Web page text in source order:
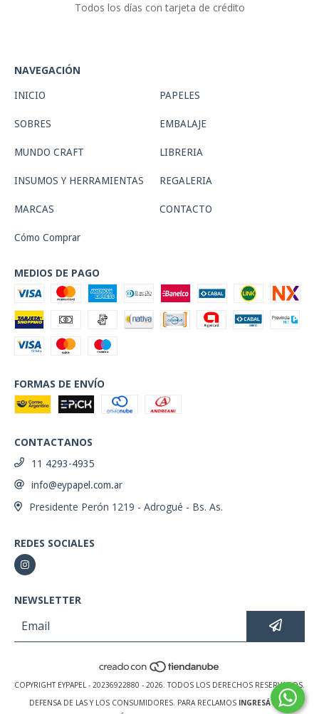
Todos los días con tarjeta de crédito
NAVEGACIÓN
INICIO PAPELES
SOBRES EMBALAJE
MUNDO CRAFT LIBRERIA
INSUMOS Y HERRAMIENTAS REGALERIA
MARCAS CONTACTO
Cómo Comprar
MEDIOS DE PAGO
FORMAS DE ENVÍO
CONTACTANOS
11 4293-4935
info@eypapel.com.ar
Presidente Perón 1219 - Adrogué - Bs. As.
REDES SOCIALES
NEWSLETTER
COPYRIGHT EYPAPEL - 20236922880 - 2026. TODOS LOS DERECHOS RESERVADOS.
DEFENSA DE LAS Y LOS CONSUMIDORES. PARA RECLAMOS INGRESÁ ACÁ.